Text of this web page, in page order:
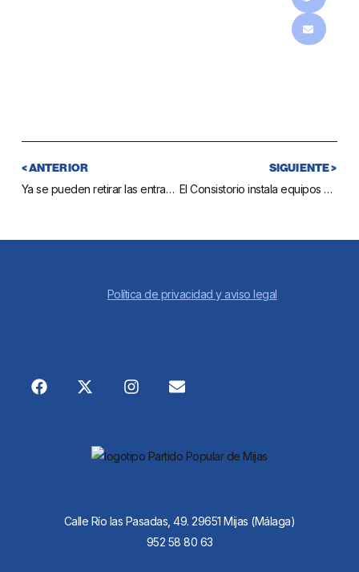
< ANTERIOR
Ya se pueden retirar las entradas gratuitas para el Día de Mijas en Tivoli, que será el 10 de mayo
SIGUIENTE >
El Consistorio instala equipos de iluminación led en más de 50 farolas del centro histórico del Pueblo
Calle Río las Pasadas, 49. 29651 Mijas (Málaga)
952 58 80 63
Política de privacidad y aviso legal